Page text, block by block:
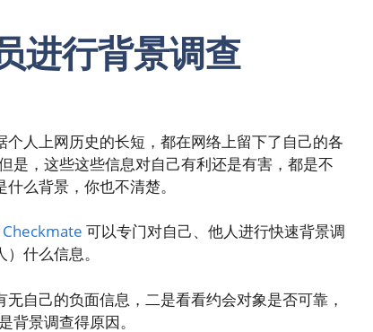
进行背景调查
人上网历史的长短，都在网络上留下了自己的各
是，这些这些信息对自己有利还是有害，都是不
么背景，你也不清楚。
可以专门对自己、他人进行快速背景调
什么信息。
自己的负面信息，二是看看约会对象是否可靠，
景调查得原因。